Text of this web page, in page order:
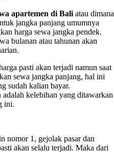
apartemen di Bali atau dimana
jangka panjang umumnya
harga sewa jangka pendek.
bulanan atau tahunan akan
pasti akan terjadi namun saat
sewa jangka panjang, hal ini
sudah kalian bayar.
kelebihan yang ditawarkan
ini.
nomor 1, gejolak pasar dan
akan selalu terjadi. Maka dari